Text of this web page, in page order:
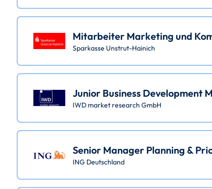
Mitarbeiter Marketing und
Sparkasse Unstrut-Hainich
Junior Business Development
IWD market research GmbH
Senior Manager Planning &
ING Deutschland